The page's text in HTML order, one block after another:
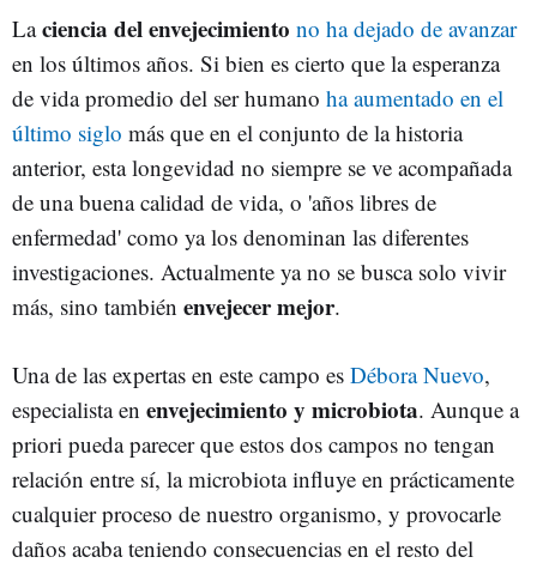
Laciencia del envejecimiento no ha dejado de avanzar
en los últimos años. Si bien es cierto que la esperanza
de vida promedio del ser humano ha aumentado en el
último siglo más que en el conjunto de la historia
anterior, esta longevidad no siempre se ve acompañada
de una buena calidad de vida, o 'años libres de
enfermedad' como ya los denominan las diferentes
investigaciones. Actualmente ya no se busca solo vivir
más, sino también envejecer mejor.
Una de las expertas en este campo es Débora Nuevo,
especialista en envejecimiento y microbiota. Aunque a
priori pueda parecer que estos dos campos no tengan
relación entre sí, la microbiota influye en prácticamente
cualquier proceso de nuestro organismo, y provocarle
daños acaba teniendo consecuencias en el resto del